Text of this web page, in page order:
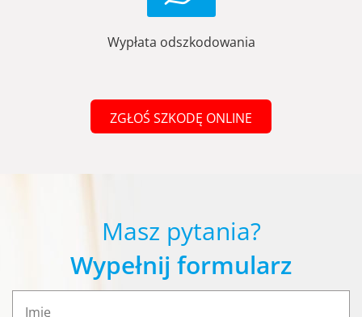
Wypłata odszkodowania
ZGŁOŚ SZKODĘ ONLINE
Masz pytania?
Wypełnij formularz